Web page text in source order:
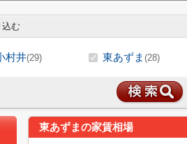
む
村井(29) 東あずま (28)
東あずまの家賃相場